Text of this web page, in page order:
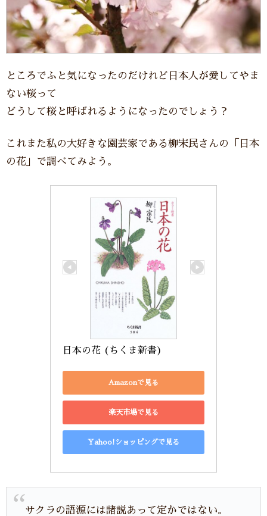
ところでふと気になったのだけれど日本人が愛してやま
ない桜って
どうして桜と呼ばれるようになったのでしょう？
これまた私の大好きな園芸家である柳宋民さんの「日本
の花」で調べてみよう。
日本の花 (ちくま新書)
Amazonで見る
楽天市場で見る
Yahoo!ショッピングで見る
サクラの語源には諸説あって定かではない。